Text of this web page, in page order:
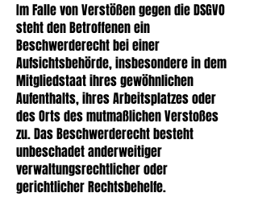
Im Falle von Verstößen gegen die DSGVO
steht den Betroffenen ein
Beschwerderecht bei einer
Aufsichtsbehörde, insbesondere in dem
Mitgliedstaat ihres gewöhnlichen
Aufenthalts, ihres Arbeitsplatzes oder
des Orts des mutmaßlichen Verstoßes
zu. Das Beschwerderecht besteht
unbeschadet anderweitiger
verwaltungsrechtlicher oder
gerichtlicher Rechtsbehelfe.